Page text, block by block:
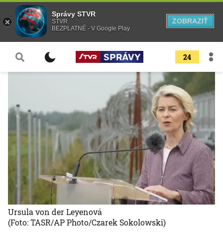
24
Ursula von der Leyenová
(Foto: TASR/AP Photo/Czarek Sokolowski)
Správy STVR
STVR
BEZPLATNÉ - V Google Play
ZOBRAZIŤ